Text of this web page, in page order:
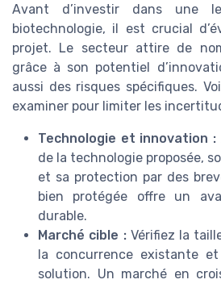
Avant d’investir dans une
biotechnologie, il est crucial
projet. Le secteur attire de
grâce à son potentiel
aussi des risques spécifiques.
examiner pour limiter les
Technologie et innovation :
de la technologie proposée,
et sa protection par des
bien protégée offre un
durable.
Marché cible :Vérifiez la
la concurrence existante
solution. Un marché en